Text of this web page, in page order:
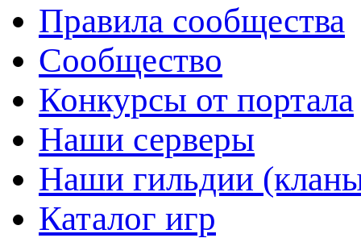
Правила сообщества
Сообщество
Конкурсы от портала
Наши серверы
Наши гильдии
Каталог игр